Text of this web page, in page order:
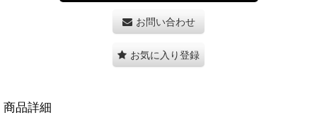
お問い合わせ
お気に入り登録
商品詳細